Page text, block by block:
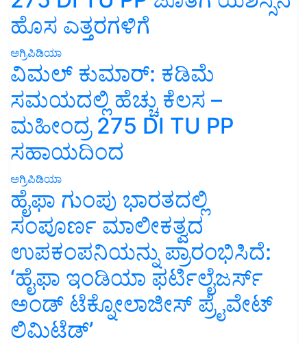
ಹೊಸ ಎತ್ತರಗಳಿಗೆ
ಅಗ್ರಿಪಿಡಿಯಾ
ವಿಮಲ್ ಕುಮಾರ್: ಕಡಿಮೆ
ಸಮಯದಲ್ಲಿ ಹೆಚ್ಚು ಕೆಲಸ –
ಮಹೀಂದ್ರ 275 DI TU PP
ಸಹಾಯದಿಂದ
ಅಗ್ರಿಪಿಡಿಯಾ
ಹೈಫಾ ಗುಂಪು ಭಾರತದಲ್ಲಿ
ಸಂಪೂರ್ಣ ಮಾಲೀಕತ್ವದ
ಉಪಕಂಪನಿಯನ್ನು ಪ್ರಾರಂಭಿಸಿದೆ:
‘ಹೈಫಾ ಇಂಡಿಯಾ ಫರ್ಟಿಲೈಜರ್ಸ್
ಅಂಡ್ ಟೆಕ್ನೋಲಾಜೀಸ್ ಪ್ರೈವೇಟ್
ಲಿಮಿಟೆಡ್’